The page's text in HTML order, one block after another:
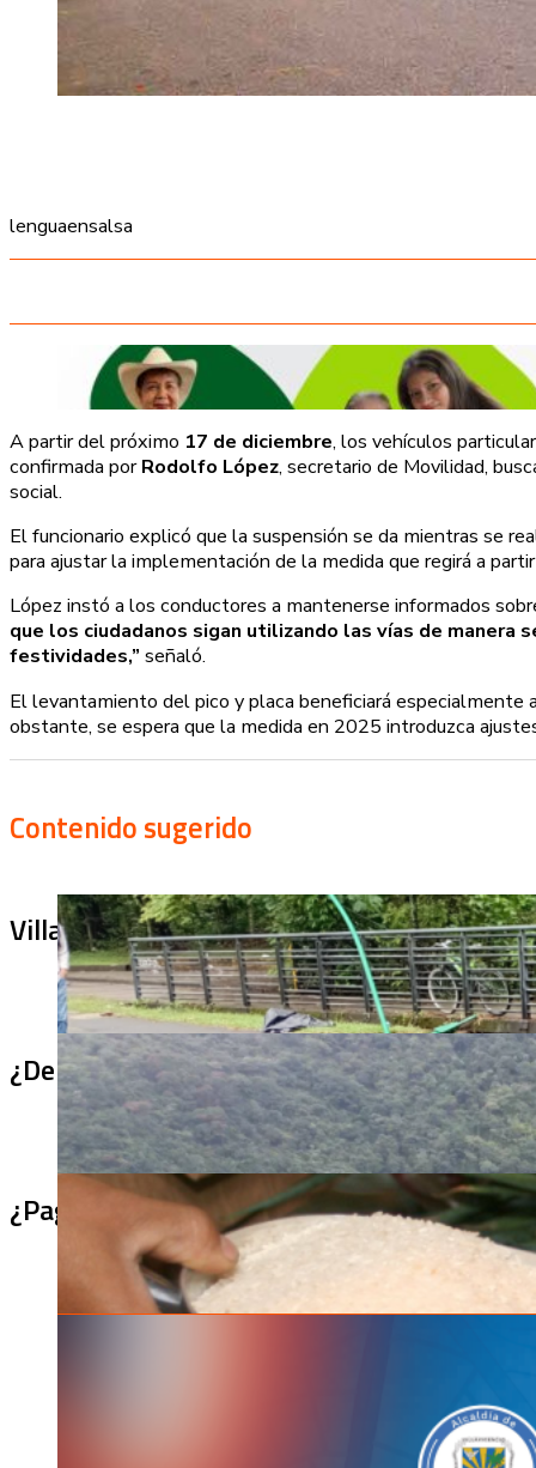
lenguaensalsa
A partir del próximo 17 de diciembre, los vehículos
confirmada porRodolfo López, secretario de Movilidad,
social.
El funcionario explicó que la suspensión se da mientras se
para ajustar la implementación de la medida que regirá a
López instó a los conductores a mantenerse informados
que los ciudadanos sigan utilizando las vías de
festividades,” señaló.
El levantamiento del pico y placa beneficiará especialmente
obstante, se espera que la medida en 2025 introduzca
Contenido sugerido
Villa Julia no puede tapar el problema:
¿De qué sirve un puente terminado si no
¿Pagaron menos de lo permitido por el